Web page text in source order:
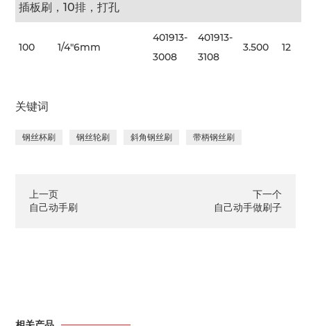
插板刷，10排，打孔
100 1/4"6mm
401913-
3008
401913-
3108
3.500 12
关键词
钢丝杯刷 钢丝轮刷 斜角钢丝刷 带柄钢丝刷
上一页
自己动手刷
下一个
自己动手做刷子